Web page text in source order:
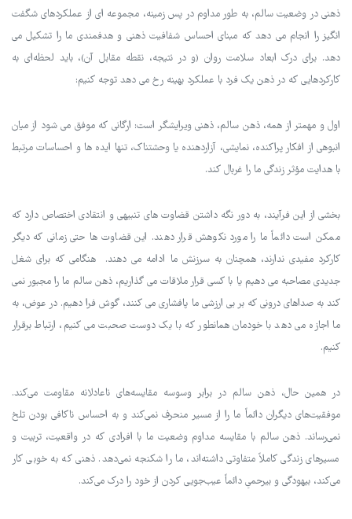
ذهنی در وضعیت سالم، به طور مداوم در پس زمینه، مجموعه ای از عملکردهای شگفت
انگیز را انجام می دهد که مبنای احساس شفافیت ذهنی و هدفمندی ما را تشکیل می
دهد. برای درک ابعاد سلامت روان (و در نتیجه، نقطه مقابل آن)، باید لحظه‌ای به
کارکردهایی که در ذهن یک فرد با عملکرد بهینه رخ می دهد توجه کنیم:
اول و مهمتر از همه، ذهن سالم، ذهنی ویرایشگر است: ارگانی که موفق می شود از میان
انبوهی از افکار پراکنده، نمایشی، آزاردهنده یا وحشتناک، تنها ایده ها و احساسات مرتبط
با هدایت مؤثر زندگی ما را غربال کند.
بخشی از این فرآیند، به دور نگه داشتن قضاوت های تنبیهی و انتقادی اختصاص دارد که
ممکن است دائماً ما را مورد نکوهش قرار دهند. این قضاوت ها حتی زمانی که دیگر
کارکرد مفیدی ندارند، همچنان به سرزنش ما ادامه می دهند. هنگامی که برای شغل
جدیدی مصاحبه می دهیم یا با کسی قرار ملاقات می گذاریم، ذهن سالم ما را مجبور نمی
کند به صداهای درونی که بر بی ارزشی ما پافشاری می کنند، گوش فرا دهیم. در عوض، به
ما اجازه می دهد با خودمان همانطور که با یک دوست صحبت می کنیم، ارتباط برقرار
کنیم.
در همین حال، ذهن سالم در برابر وسوسه مقایسه‌های ناعادلانه مقاومت می‌کند.
موفقیت‌های دیگران دائماً ما را از مسیر منحرف نمی‌کند و به احساس ناکافی بودن تلخ
نمی‌رساند. ذهن سالم با مقایسه مداوم وضعیت ما با افرادی که در واقعیت، تربیت و
مسیرهای زندگی کاملاً متفاوتی داشته‌اند، ما را شکنجه نمی‌دهد. ذهنی که به خوبی کار
می‌کند، بیهودگی و بیرحمیِ دائماً عیب‌جویی کردن از خود را درک می‌کند.